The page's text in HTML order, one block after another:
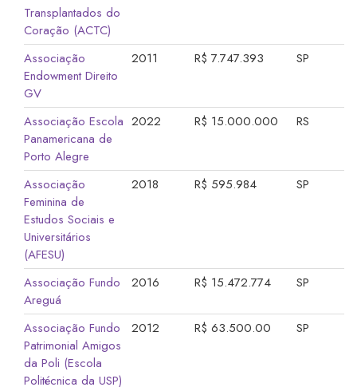
Transplantados do
Coração (ACTC)
Associação
Endowment Direito
GV
2011 R$ 7.747.393 SP
Associação Escola
Panamericana de
Porto Alegre
2022 R$ 15.000.000 RS
Associação
Feminina de
Estudos Sociais e
Universitários
(AFESU)
2018 R$ 595.984 SP
Associação Fundo
Areguá
2016 R$ 15.472.774 SP
Associação Fundo
Patrimonial Amigos
da Poli (Escola
Politécnica da USP)
2012 R$ 63.500.00 SP